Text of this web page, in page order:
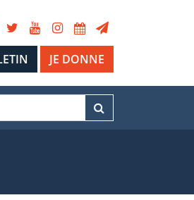
JE DONNE